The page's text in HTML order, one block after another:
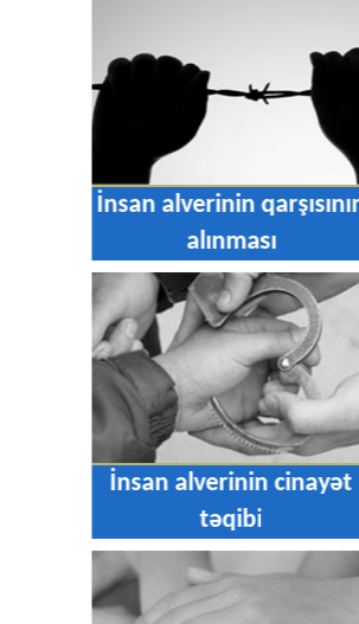
İnsan alverinin
alınması
İnsan alverinin
təqibi